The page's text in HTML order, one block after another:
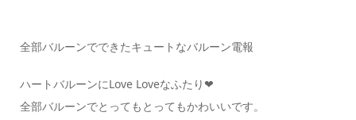
全部バルーンでできたキュートなバルーン電報
ハートバルーンにLove Loveなふたり❤
全部バルーンでとってもとってもかわいいです。